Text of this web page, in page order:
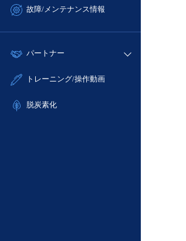
管理機能
サポート
管理機能
すべてのメニューを見る
ネットワーク
サポート
すべてのメニューを見る
- 初期設定・確認
- ユーザー機能の管理
- APIリファレンス
- バックアップ
- IoT
- ITインフラストラクチャー
故障/メンテナンス情報
サービス稼働状況
故障/メンテナンス履歴
定期メンテナンス
パートナー
販売パートナー向けプログラム
トレーニング/操作動画
脱炭素化